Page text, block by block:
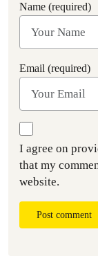
Name (required)
Email (required)
I agree on
that my
website.
Post comment